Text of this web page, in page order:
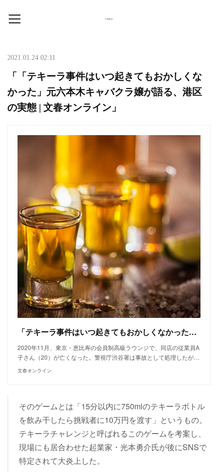
2021.01.24 02:11
「「テキーラ事件はいつ起きてもおかしくな
かった」元六本木キャバクラ嬢が語る、港区
の実態 | 文春オンライン」
「テキーラ事件はいつ起きてもおかしくなかった」元六本木キャバクラ嬢が語る、港区の実態 | 文春オンライン
2020年11月、東京・恵比寿の会員制高級ラウンジで、同店の従業員A
子さん（20）が亡くなった。警視庁渋谷署は事故として処理したが…
文春オンライン
そのゲームとは「15分以内に750mlのテキーラボトル
を飲み干したら挑戦者に10万円を渡す」というもの。
テキーラチャレンジと呼ばれるこのゲームを考案し、
現場にも居合わせた起業家・光本勇介氏が後にSNSで
特定されて大炎上した。